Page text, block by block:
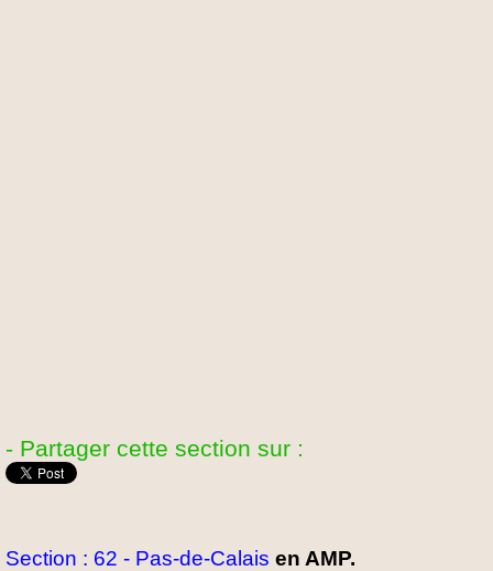
- Partager cette section sur :
Section : 62 - Pas-de-Calais en AMP.